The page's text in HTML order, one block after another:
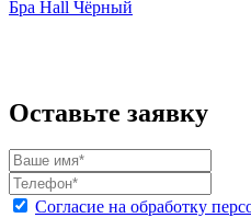
Бра Hall Чёрный
Оставьте заявку
Согласие на обработку